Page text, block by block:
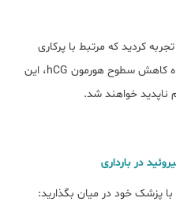
تجربه کردید که مرتبط با پرکاری
تیروئید باشد، به احتمال زیاد به همراه کاهش سطوح هورمون hCG، این
ناپدید خواهند شد.
در بارداری
با پزشک خود در میان بگذارید: